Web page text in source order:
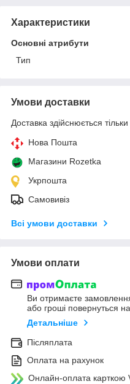
Характеристики
Основні атрибути
Тип
Умови доставки
Доставка здійснюється
Нова Пошта
Магазини Rozetka
Укрпошта
Самовивіз
Всі умови доставки
Умови оплати
Ви отримаєте
або гроші повернуться
Детальніше
Післяплата
Оплата на рахунок
Онлайн-оплата карткою